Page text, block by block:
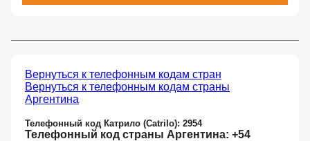
Вернуться к телефонным кодам стран
Вернуться к телефонным кодам страны
Аргентина
Телефонный код Катрило (Catrilo): 2954
Телефонный код страны Аргентина: +54